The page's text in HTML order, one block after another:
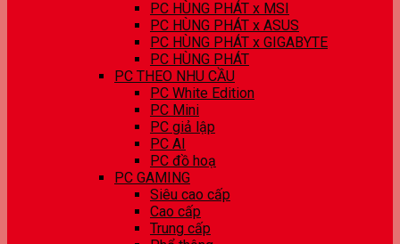
PC HÙNG PHÁT x MSI
PC HÙNG PHÁT x ASUS
PC HÙNG PHÁT x GIGABYTE
PC HÙNG PHÁT
PC THEO NHU CẦU
PC White Edition
PC Mini
PC giả lập
PC AI
PC đồ hoạ
PC GAMING
Siêu cao cấp
Cao cấp
Trung cấp